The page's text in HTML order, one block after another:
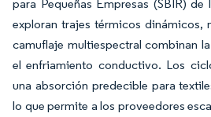
para Pequeñas Empresas (SBIR)
exploran trajes térmicos dinámicos,
camuflaje multiespectral combinan
el enfriamiento conductivo. Los
una absorción predecible para
lo que permite a los proveedores